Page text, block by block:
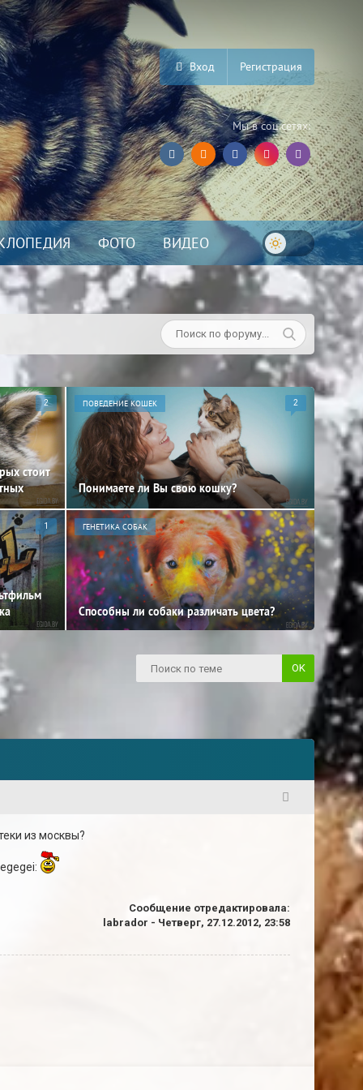
Вход Регистрация
Мы в соц.сетях:
ФОТО ВИДЕО
2
стоит
ПОВЕДЕНИЕ КОШЕК 2
Понимаете ли Вы свою кошку?
1 ГЕНЕТИКА СОБАК
Способны ли собаки различать цвета?
из москвы?
Сообщение отредактировала:
labrador - Четверг, 27.12.2012, 23:58